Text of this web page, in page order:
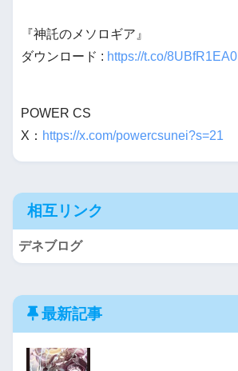
『神託のメソロギア』
ダウンロード : https://t.co/8UBfR1EA0I
POWER CS
X： https://x.com/powercsunei?s=21
相互リンク
デネブログ
最新記事